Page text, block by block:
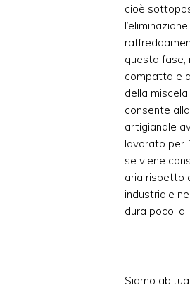
cioè
questa fase,
compatta e
della
consente
artigianale
lavorato per
se viene
aria rispetto
industriale
dura poco,
Siamo